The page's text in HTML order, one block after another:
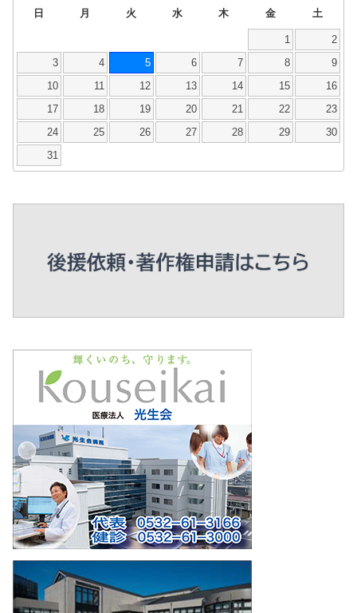
日 月 火 水 木 金 土
1 2
3 4 5 6 7 8 9
10 11 12 13 14 15 16
17 18 19 20 21 22 23
24 25 26 27 28 29 30
31